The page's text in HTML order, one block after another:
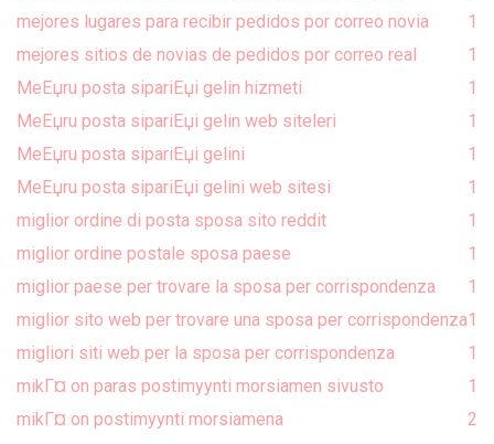
mejores lugares para recibir pedidos por correo novia
1
mejores sitios de novias de pedidos por correo real
1
MeЕџru posta sipariЕџi gelin hizmeti
1
MeЕџru posta sipariЕџi gelin web siteleri
1
MeЕџru posta sipariЕџi gelini
1
MeЕџru posta sipariЕџi gelini web sitesi
1
miglior ordine di posta sposa sito reddit
1
miglior ordine postale sposa paese
1
miglior paese per trovare la sposa per corrispondenza
1
miglior sito web per trovare una sposa per corrispondenza1
migliori siti web per la sposa per corrispondenza
1
mikГ¤ on paras postimyynti morsiamen sivusto
1
mikГ¤ on postimyynti morsiamena
2